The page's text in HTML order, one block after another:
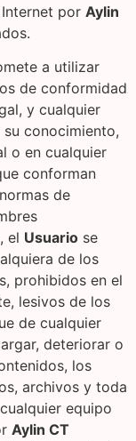
por Aylin
a utilizar
de conformidad
y cualquier
conocimiento,
o en cualquier
conforman
de
el Usuario se
de los
prohibidos en el
lesivos de los
de cualquier
deteriorar o
los
archivos y toda
equipo
Aylin CT